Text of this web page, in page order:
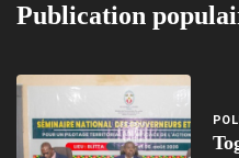
Publication